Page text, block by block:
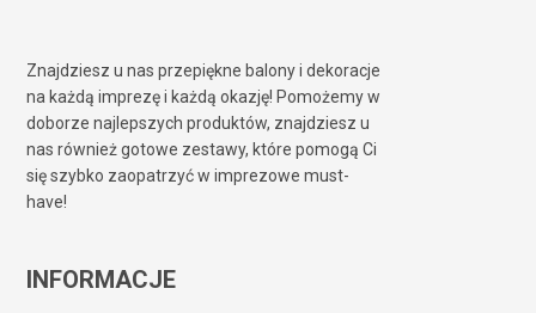
Znajdziesz u nas przepiękne balony i dekoracje
na każdą imprezę i każdą okazję! Pomożemy w
doborze najlepszych produktów, znajdziesz u
nas również gotowe zestawy, które pomogą Ci
się szybko zaopatrzyć w imprezowe must-
have!
INFORMACJE